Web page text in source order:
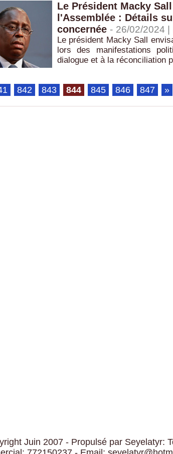
Le Président Macky
l'Assemblée : Détails
concernée - 26/02/2024 |
Le président Macky Sall
lors des manifestations
dialogue et à la réconciliation
842 843 844 845 846 847 »
Juin 2007 - Propulsé par Seyelatyr: